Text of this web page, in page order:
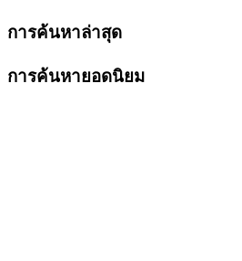
การค้นหาล่าสุด
การค้นหายอดนิยม